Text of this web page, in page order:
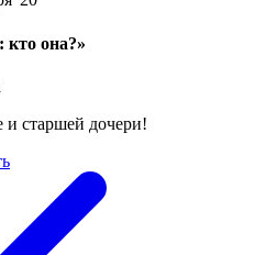
кто она?»
старшей дочери!